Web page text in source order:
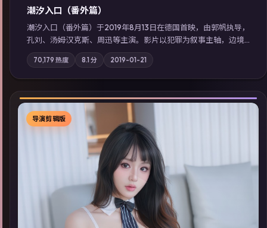
潮汐入口（番外篇）
潮汐入口（番外篇）于2019年8月13日在德国首映，由郭帆执导，
孔刘、汤姆·汉克斯、周迅等主演。影片以犯罪为叙事主轴，边境
小镇的平静被一封匿名信彻底打破；摄影与配乐强化地域气质；
站内亦可通过「国产免费观看高清电视剧在线看」延展检索同类
型高分佳作，畅享高清在线追剧体验。
70,179 热度 8.1 分 2019-01-21
▶
导演剪辑版